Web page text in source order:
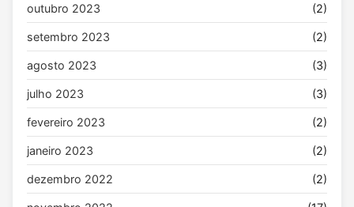
outubro 2023 (2)
setembro 2023 (2)
agosto 2023 (3)
julho 2023 (3)
fevereiro 2023 (2)
janeiro 2023 (2)
dezembro 2022 (2)